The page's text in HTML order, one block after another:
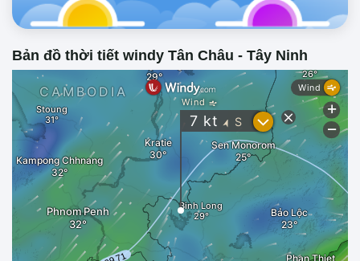
Bản đồ thời tiết windy Tân Châu - Tây Ninh